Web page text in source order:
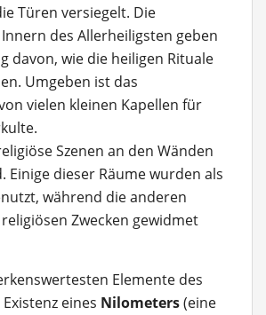
Türen versiegelt. Die
des Allerheiligsten geben
davon, wie die heiligen Rituale
Umgeben ist das
vielen kleinen Kapellen für
Szenen an den Wänden
Einige dieser Räume wurden als
während die anderen
Zwecken gewidmet
Elemente des
eines Nilometers(eine